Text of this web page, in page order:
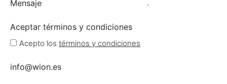
Mensaje
Aceptar términos y condiciones
Acepto los términos y condiciones
info@wion.es